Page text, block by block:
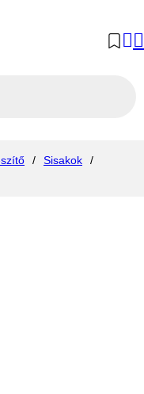
/ Sisakok
/